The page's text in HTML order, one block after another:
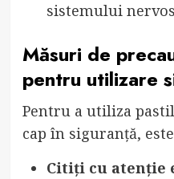
sistemului
Măsuri de
pentru utilizare
Pentru a utiliza
cap în siguranță,
Citiți cu atenție